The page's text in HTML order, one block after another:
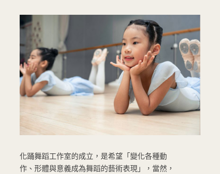
化踊舞蹈工作室的成立，是希望「變化各種動
作、形體與意義成為舞蹈的藝術表現」，當然，